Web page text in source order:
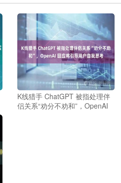
K线猎手 ChatGPT 被指处理伴
侣关系“劝分不劝和”，OpenAI